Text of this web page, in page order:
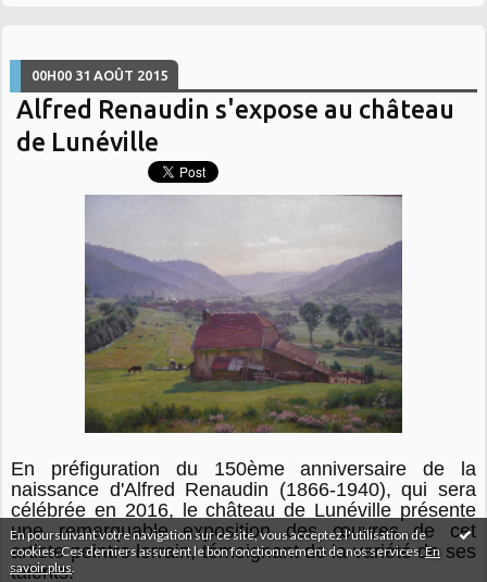
En poursuivant votre navigation sur ce site, vous acceptez l'utilisation de
cookies. Ces derniers assurent le bon fonctionnement de nos services.En
savoir plus.
00H00 31 AOÛT 2015
Alfred Renaudin s'expose au château
de Lunéville
En préfiguration du 150ème anniversaire de la
naissance d'Alfred Renaudin (1866-1940), qui sera
célébrée en 2016, le château de Lunéville présente
une remarquable exposition des œuvres de cet
artiste peintre lorrain, témoignant de la variété de ses
talents.